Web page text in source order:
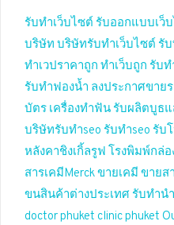
รับทำเว็บไซต์ รับออกแบบเว็
บริษัท บริษัทรับทำเว็บไซต์ รั
ทำเวปราคาถูก ทำเว็บถูก รับท
รับทำฟองน้ำ ลงประกาศขาย
บัตร เครื่องทำฟัน รับผลิตบูธ
บริษัทรับทำseo รับทำseo รับ
หลังคาชิงเกิ้ลรูฟ โรงพิมพ์กล่
สารเคมีMerckขายเคมี ขายส
ขนสินค้าต่างประเทศ รับทำน
doctor phuket clinic phuket